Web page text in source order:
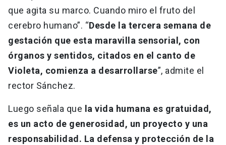
que agita su marco. Cuando miro el fruto del
cerebro humano”. “Desde la tercera semana de
gestación que esta maravilla sensorial, con
órganos y sentidos, citados en el canto de
Violeta, comienza a desarrollarse”, admite el
rector Sánchez.
Luego señala que la vida humana es gratuidad,
es un acto de generosidad, un proyecto y una
responsabilidad. La defensa y protección de la